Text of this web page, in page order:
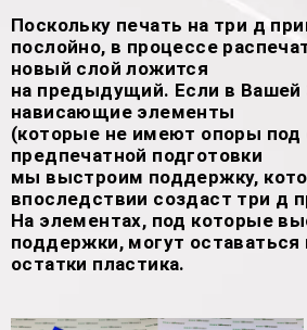
Поскольку печать на три д
послойно, в процессе
новый слой ложится
на предыдущий. Если в Вашей
нависающие элементы
(которые не имеют опоры под
предпечатной подготовки
мы выстроим поддержку,
впоследствии создаст три д
На элементах, под которые
поддержки, могут
остатки пластика.